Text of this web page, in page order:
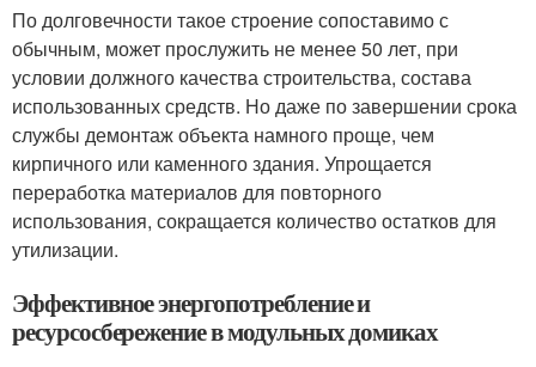
По долговечности такое строение сопоставимо с
обычным, может прослужить не менее 50 лет, при
условии должного качества строительства, состава
использованных средств. Но даже по завершении срока
службы демонтаж объекта намного проще, чем
кирпичного или каменного здания. Упрощается
переработка материалов для повторного
использования, сокращается количество остатков для
утилизации.
Эффективное энергопотребление и
ресурсосбережение в модульных домиках